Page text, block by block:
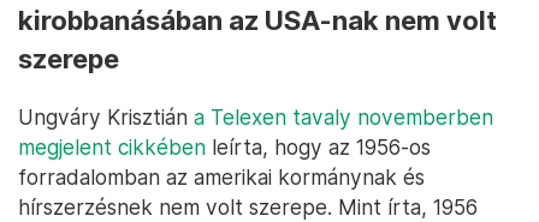
kirobbanásában az USA-nak nem volt
szerepe
Ungváry Krisztián a Telexen tavaly novemberben
megjelent cikkében leírta, hogy az 1956-os
forradalomban az amerikai kormánynak és
hírszerzésnek nem volt szerepe. Mint írta, 1956